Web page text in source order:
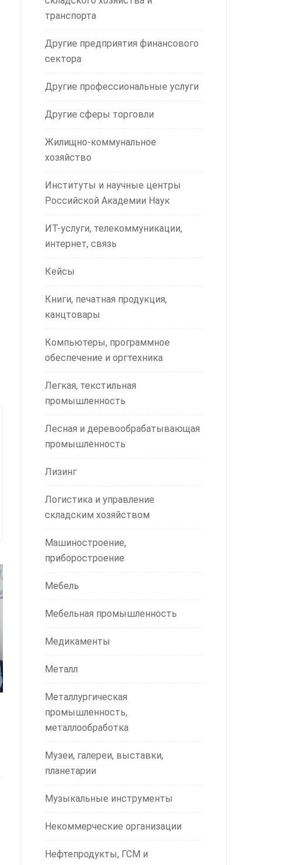
транспорта
Другие предприятия финансового
сектора
Другие профессиональные услуги
Другие сферы торговли
Жилищно-коммунальное
хозяйство
Институты и научные центры
Российской Академии Наук
ИТ-услуги, телекоммуникации,
интернет, связь
Кейсы
Книги, печатная продукция,
канцтовары
Компьютеры, программное
обеспечение и оргтехника
Легкая, текстильная
промышленность
Лесная и деревообрабатывающая
промышленность
Лизинг
Логистика и управление
складским хозяйством
Машиностроение,
приборостроение
Мебель
Мебельная промышленность
Медикаменты
Металл
Металлургическая
промышленность,
металлообработка
Музеи, галереи, выставки,
планетарии
Музыкальные инструменты
Некоммерческие организации
Нефтепродукты, ГСМ и